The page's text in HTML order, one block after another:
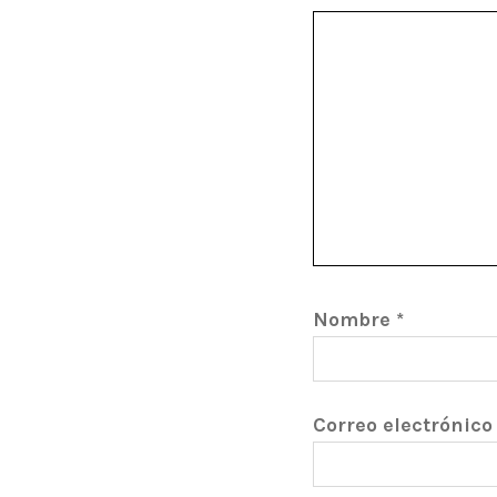
Nombre *
Correo electrónico